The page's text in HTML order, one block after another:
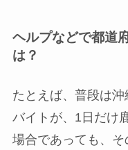
ヘルプなどで都道
は？
たとえば、普段は
バイトが、1日だけ
場合であっても、